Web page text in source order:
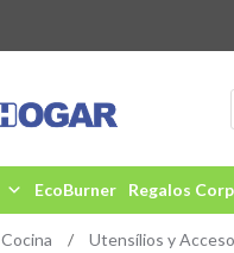
EcoBurner Regalos
Cocina / Utensílios y